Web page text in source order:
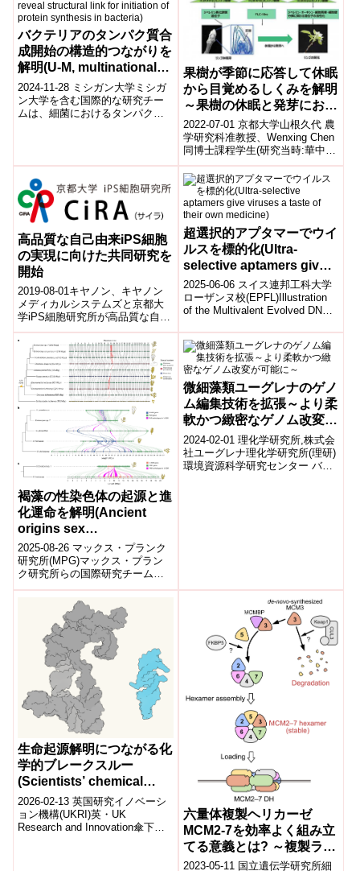
バクテリアのタンパク質合
成開始の構造的つながりを
解明(U-M, multinational
team of scientists reveal
structural link for
initiation of protein
2024-11-28 ミシガン大学ミシガ
ン大学を含む国際的な研究チー
ムは、細菌におけるタンパク質
果樹が季節に応答して休眠
から目覚めるしくみを解明
～果樹の休眠と発芽におけ
るヒストン修飾の寄与を解
析～
2022-07-01 京都大学山根久代 農
学研究科准教授、Wenxing Chen
同博士課程学生(研究当時:華中農
業大学交換留学生、現:華中農業
大学ポスドク)...
高品質な自己由来iPS細胞
の実現に向けた共同研究を
開始
2019-08-01キヤノン、キヤノン
メディカルシステムズと京都大
学iPS細胞研究所が高品質な自己
由来iPS細胞の実現に向けた共同
研究を開始キヤノン株式会社
(本...
超選択的アプタマーでウイ
ルスを標的化(Ultra-
selective aptamers give
viruses a taste of their
own medicine)
2025-06-06 スイス連邦工科大学
ローザンヌ校(EPFL)Illustration
of the Multivalent Evolved DNA-
褐藻の性染色体の起源と進
化運命を解明(Ancient
origins sex
chromosomes in brown
algae)
2025-08-26 マックス・プランク
研究所(MPG)マックス・プラン
ク研究所らの国際研究チーム
は、褐藻9種のゲノムを解析し、
U/V性染色体の起源と進化を解
微細藻類ユーグレナのゲノ
ム編集技術を拡張～より柔
軟かつ緻密なゲノム改変が
可能に～
2024-02-01 理化学研究所,株式会
社ユーグレナ理化学研究所(理研)
環境資源科学研究センター バイ
生命起源解明につながる化
学的ブレークスルー
(Scientists’ chemical
breakthrough sheds light
on origins of life)
2026-02-13 英国研究イノベーシ
ョン機構(UKRI)英・UK
Research and Innovation傘下の
六量体複製ヘリカーゼ
MCM2-7を効率よく組み立
てる意義とは? ～複製ライ
センシングチェックポイン
2023-05-11 国立遺伝学研究所細